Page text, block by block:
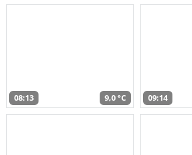
08:13 9,0 °C 09:14